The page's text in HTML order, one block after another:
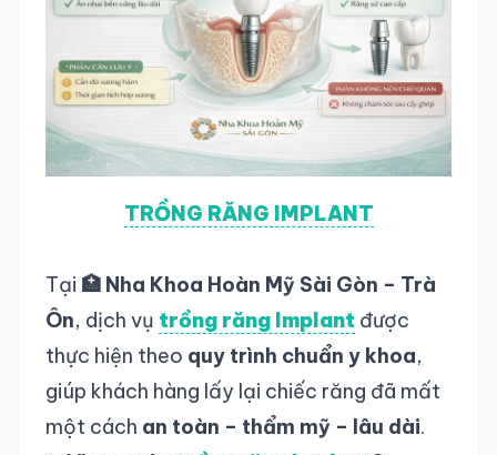
TRỒNG RĂNG IMPLANT
Tại 🏥 Nha Khoa Hoàn Mỹ Sài Gòn – Trà
Ôn, dịch vụ trồng răng Implant được
thực hiện theo quy trình chuẩn y khoa,
giúp khách hàng lấy lại chiếc răng đã mất
một cách an toàn – thẩm mỹ – lâu dài.